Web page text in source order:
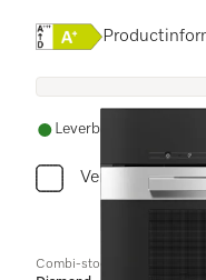
Online Label
Leverbaar uit
Vergelijken
Combi-stoomoven met